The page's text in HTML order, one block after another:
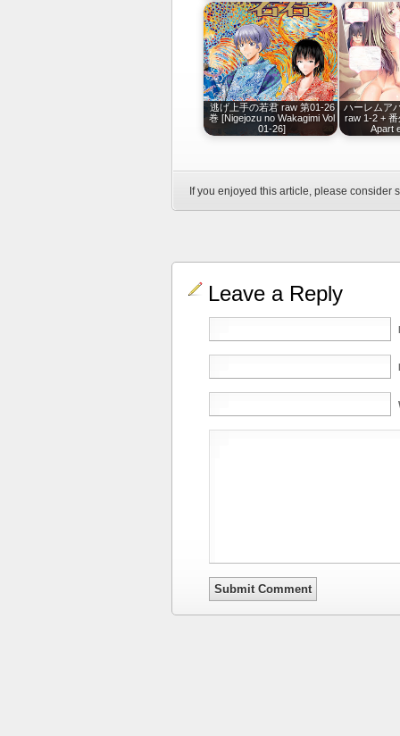
逃げ上手の若君 raw 第01-26
巻 [Nigejozu no Wakagimi Vol
01-26]
ハーレムア
raw 1-2 +
Apart
If you enjoyed this article, please consider
Leave a Reply